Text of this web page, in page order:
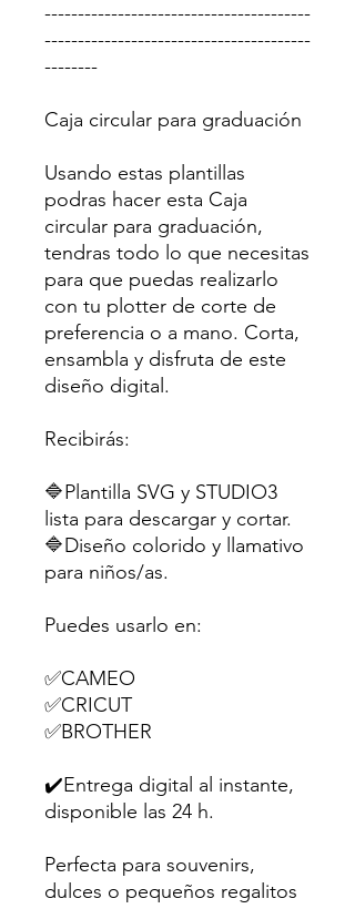
----------------------------------------
----------------------------------------
--------
Caja circular para graduación
Usando estas plantillas
podras hacer esta Caja
circular para graduación,
tendras todo lo que necesitas
para que puedas realizarlo
con tu plotter de corte de
preferencia o a mano. Corta,
ensambla y disfruta de este
diseño digital.
Recibirás:
🔷Plantilla SVG y STUDIO3
lista para descargar y cortar.
🔷Diseño colorido y llamativo
para niños/as.
Puedes usarlo en:
✅CAMEO
✅CRICUT
✅BROTHER
✔️Entrega digital al instante,
disponible las 24 h.
Perfecta para souvenirs,
dulces o pequeños regalitos